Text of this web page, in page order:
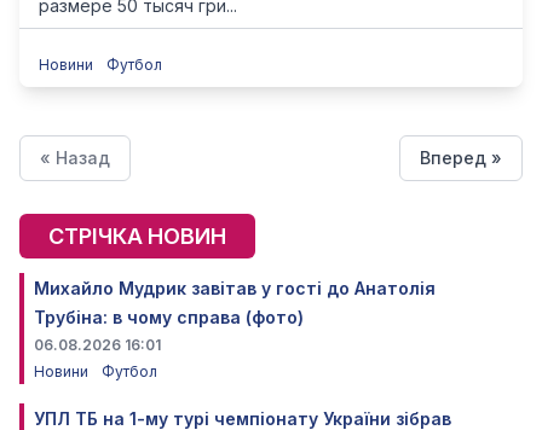
размере 50 тысяч гри...
Новини Футбол
« Назад Вперед »
СТРІЧКА НОВИН
Михайло Мудрик завітав у гості до Анатолія
Трубіна: в чому справа (фото)
06.08.2026 16:01
Новини
Футбол
УПЛ ТБ на 1-му турі чемпіонату України зібрав